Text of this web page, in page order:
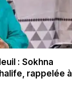
: Sokhna
rappelée à